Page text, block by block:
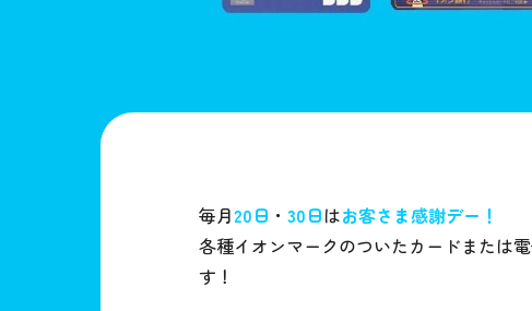
毎月20日 ・ 30日はお客さま感謝デー！
各種イオンマークのついたカードまたは
す！